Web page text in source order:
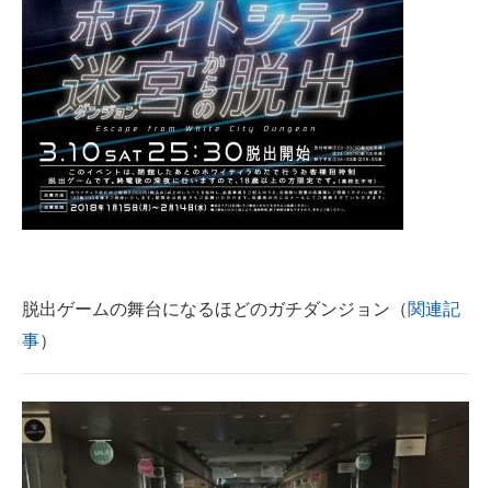
脱出ゲームの舞台になるほどのガチダンジョン（関連記
事）